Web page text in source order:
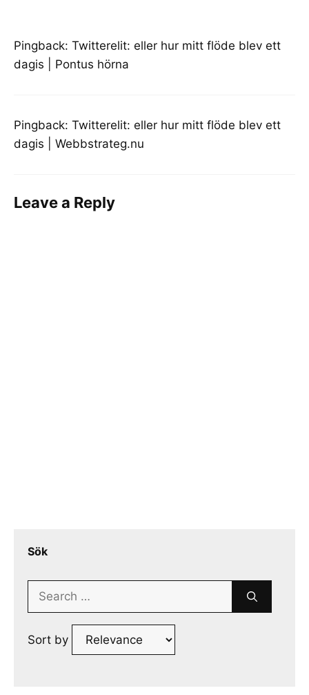
Pingback: Twitterelit: eller hur mitt flöde blev ett
dagis | Pontus hörna
Pingback: Twitterelit: eller hur mitt flöde blev ett
dagis | Webbstrateg.nu
Leave a Reply
Sök
Search
Sort by